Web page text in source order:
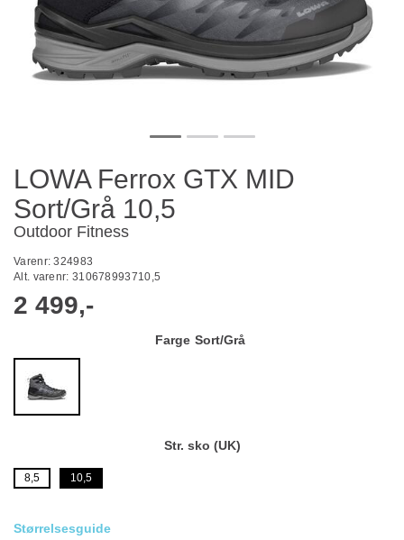
LOWA Ferrox GTX MID
Sort/Grå 10,5
Outdoor Fitness
Varenr:324983
Alt. varenr: 310678993710,5
2 499,-
Farge Sort/Grå
Str. sko (UK)
8,5 10,5
Størrelsesguide